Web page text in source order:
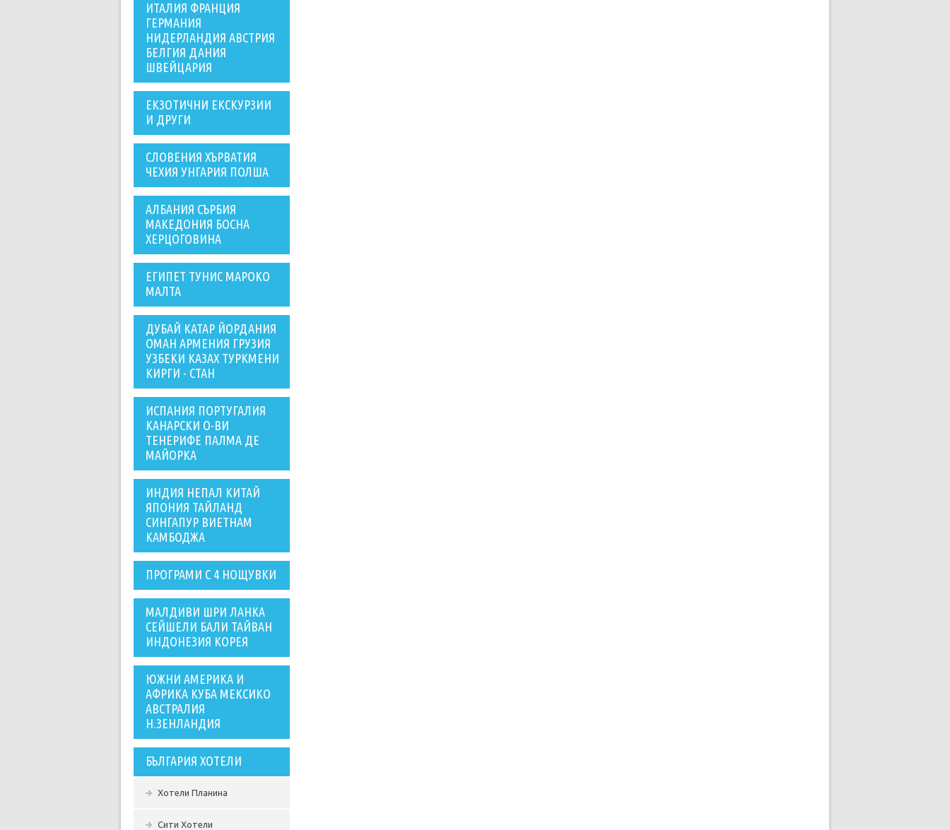
ИТАЛИЯ ФРАНЦИЯ
ГЕРМАНИЯ
НИДЕРЛАНДИЯ АВСТРИЯ
БЕЛГИЯ ДАНИЯ
ШВЕЙЦАРИЯ
ЕКЗОТИЧНИ ЕКСКУРЗИИ
И ДРУГИ
СЛОВЕНИЯ ХЪРВАТИЯ
ЧЕХИЯ УНГАРИЯ ПОЛША
АЛБАНИЯ СЪРБИЯ
МАКЕДОНИЯ БОСНА
ХЕРЦОГОВИНА
ЕГИПЕТ ТУНИС МАРОКО
МАЛТА
ДУБАЙ КАТАР ЙОРДАНИЯ
ОМАН АРМЕНИЯ ГРУЗИЯ
УЗБЕКИ КАЗАХ ТУРКМЕНИ
КИРГИ - СТАН
ИСПАНИЯ ПОРТУГАЛИЯ
КАНАРСКИ О-ВИ
ТЕНЕРИФЕ ПАЛМА ДЕ
МАЙОРКА
ИНДИЯ НЕПАЛ КИТАЙ
ЯПОНИЯ ТАЙЛАНД
СИНГАПУР ВИЕТНАМ
КАМБОДЖА
ПРОГРАМИ С 4 НОЩУВКИ
МАЛДИВИ ШРИ ЛАНКА
СЕЙШЕЛИ БАЛИ ТАЙВАН
ИНДОНЕЗИЯ КОРЕЯ
ЮЖНИ АМЕРИКА И
АФРИКА КУБА МЕКСИКО
АВСТРАЛИЯ
Н.ЗЕНЛАНДИЯ
БЪЛГАРИЯ ХОТЕЛИ
Хотели Планина
Сити Хотели